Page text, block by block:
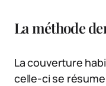
La méthode
La couverture
celle-ci se